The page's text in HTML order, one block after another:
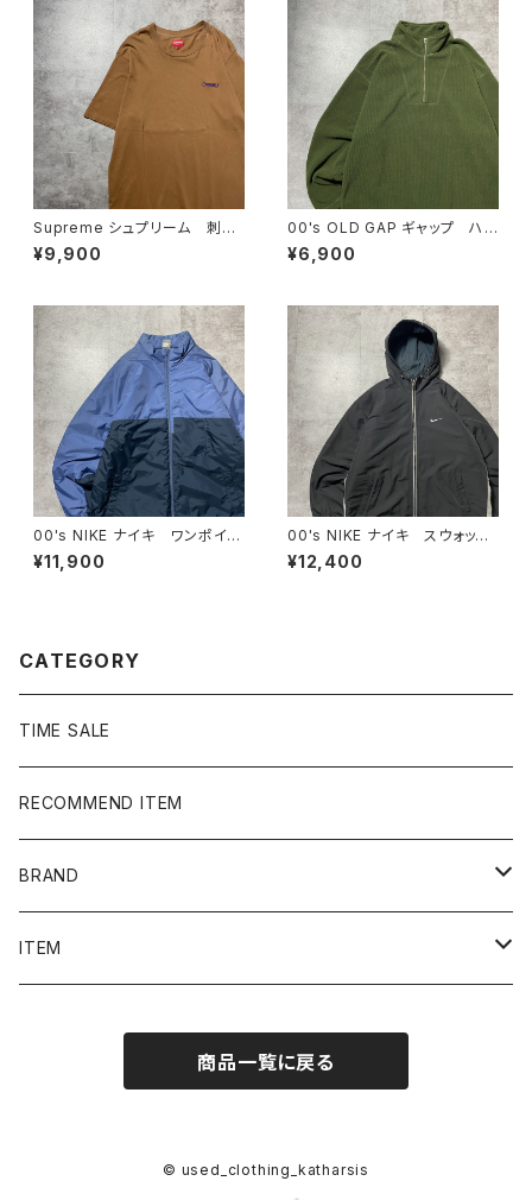
Supreme シュプリーム 刺繍
ワンポイント ブラウン Tシャ
ツ
¥9,900
00's OLD GAP ギャップ ハ
ーフジップ コーデュロイ グリ
ーン フリーススウェット トレ
¥6,900
00's NIKE ナイキ ワンポイン
ト ラベルロゴ バイカラー
中綿 ナイロンジャケット
¥11,900
00's NIKE ナイキ スウォッシ
ュ 刺繍ワンポイント フード
刺繍 ドローコード ブラッ
¥12,400
CATEGORY
TIME SALE
RECOMMEND ITEM
BRAND
NIKE
Ralph Lauren/Polo Sport
ITEM
商品一覧に戻る
© used_clothing_katharsis